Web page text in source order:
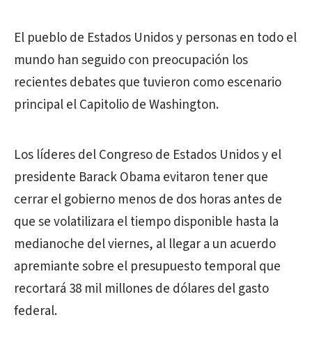
El pueblo de Estados Unidos y personas en todo el
mundo han seguido con preocupación los
recientes debates que tuvieron como escenario
principal el Capitolio de Washington.
Los líderes del Congreso de Estados Unidos y el
presidente Barack Obama evitaron tener que
cerrar el gobierno menos de dos horas antes de
que se volatilizara el tiempo disponible hasta la
medianoche del viernes, al llegar a un acuerdo
apremiante sobre el presupuesto temporal que
recortará 38 mil millones de dólares del gasto
federal.